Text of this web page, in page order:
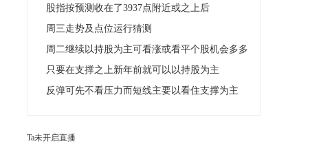
股指按预测收在了3937点附近或之上后
周三走势及点位运行猜测
周二继续以持股为主可看涨或看平个股机会多多
只要在支撑之上新年前就可以以持股为主
反弹可先不看压力而短线主要以看住支撑为主
Ta未开启直播